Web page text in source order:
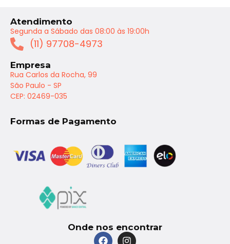
Atendimento
Segunda a Sábado das 08:00 às 19:00h
(11) 97708-4973
Empresa
Rua Carlos da Rocha, 99
São Paulo - SP
CEP: 02469-035
Formas de Pagamento
Onde nos encontrar